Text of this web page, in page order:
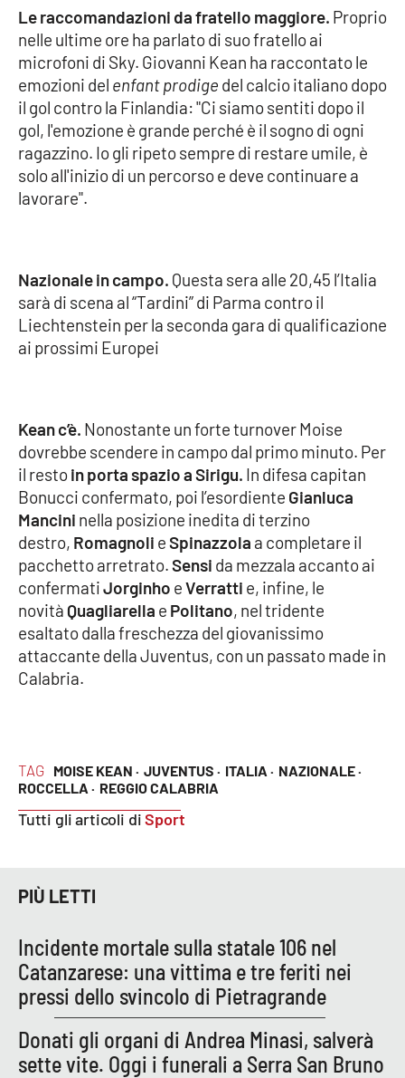
Società
Sport
RUBRICHE
Good Morning Vietnam
Parchi Marini Calabria
Imprese Di Calabria
Le perfidie di Antonella Grippo
STREAMING
LaC TV
LaC Network
LaC OnAir
EDIZIONI
LOCALI
Cosenza
Lamezia Terme
PROGETTI
Buona Sanità Calabria
TAG MOISE KEAN · JUVENTUS · ITALIA · NAZIONALE ·
ROCCELLA · REGGIO CALABRIA
Tutti gli articoli diSport
Le raccomandazioni da fratello maggiore. Proprio
nelle ultime ore ha parlato di suo fratello ai
microfoni di Sky. Giovanni Kean ha raccontato le
emozioni del enfant prodige del calcio italiano dopo
il gol contro la Finlandia: "Ci siamo sentiti dopo il
gol, l'emozione è grande perché è il sogno di ogni
ragazzino. Io gli ripeto sempre di restare umile, è
solo all'inizio di un percorso e deve continuare a
lavorare".
Nazionale in campo. Questa sera alle 20,45 l’Italia
sarà di scena al “Tardini” di Parma contro il
Liechtenstein per la seconda gara di qualificazione
ai prossimi Europei
Kean c’è. Nonostante un forte turnover Moise
dovrebbe scendere in campo dal primo minuto. Per
il restoin porta spazio a Sirigu. In difesa capitan
Bonucci confermato, poi l’esordiente Gianluca
Mancini nella posizione inedita di terzino
destro, Romagnoli eSpinazzola a completare il
pacchetto arretrato.Sensi da mezzala accanto ai
confermatiJorginho eVerratti e, infine, le
novitàQuagliarella e Politano, nel tridente
esaltato dalla freschezza del giovanissimo
attaccante della Juventus, con un passato made in
Calabria.
PIÙ LETTI
Incidente mortale sulla statale 106 nel
Catanzarese: una vittima e tre feriti nei
pressi dello svincolo di Pietragrande
Donati gli organi di Andrea Minasi, salverà
sette vite. Oggi i funerali a Serra San Bruno